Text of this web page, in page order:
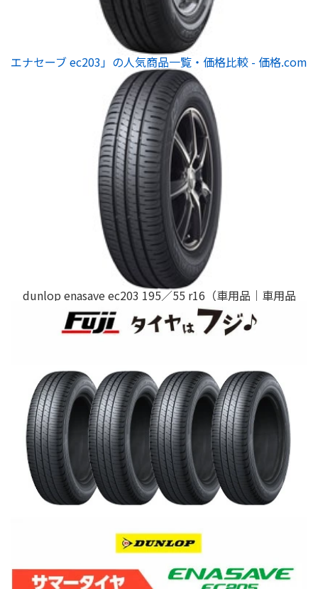
エナセーブ ec203」の人気商品一覧・価格比較 - 価格.com
dunlop enasave ec203 195／55 r16（車用品｜車用品